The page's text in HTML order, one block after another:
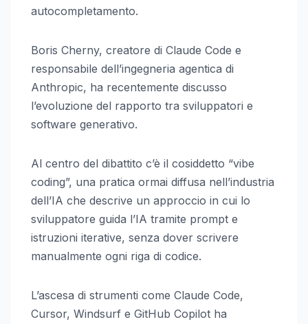
autocompletamento.
Boris Cherny, creatore di Claude Code e
responsabile dell’ingegneria agentica di
Anthropic, ha recentemente discusso
l’evoluzione del rapporto tra sviluppatori e
software generativo.
Al centro del dibattito c’è il cosiddetto “vibe
coding”, una pratica ormai diffusa nell’industria
dell’IA che descrive un approccio in cui lo
sviluppatore guida l’IA tramite prompt e
istruzioni iterative, senza dover scrivere
manualmente ogni riga di codice.
L’ascesa di strumenti come Claude Code,
Cursor, Windsurf e GitHub Copilot ha